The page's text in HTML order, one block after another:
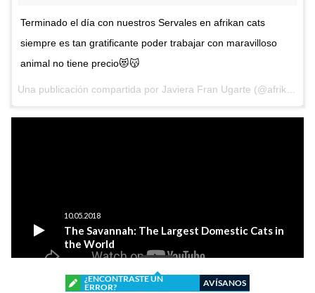
Terminado el día con nuestros Servales en afrikan cats
siempre es tan gratificante poder trabajar con maravilloso
animal no tiene precio😻😽
Una publicación compartida por Javiera Fran Ugarte (@afrikancats) el
¿ENCONTRASTE UN
ERROR?
AVÍSANOS